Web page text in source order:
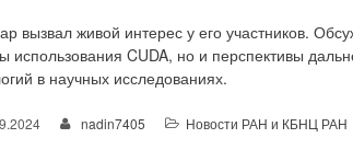
вызвал живой интерес у его участников.
использования CUDA, но и перспективы
в научных исследованиях.
nadin7405 Новости РАН и КБНЦ РАН